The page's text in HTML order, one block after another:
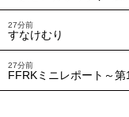
27分前
すなけむり
27分前
FFRKミニレポート～第